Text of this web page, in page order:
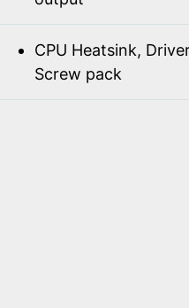
CPU Heatsink,
Screw pack